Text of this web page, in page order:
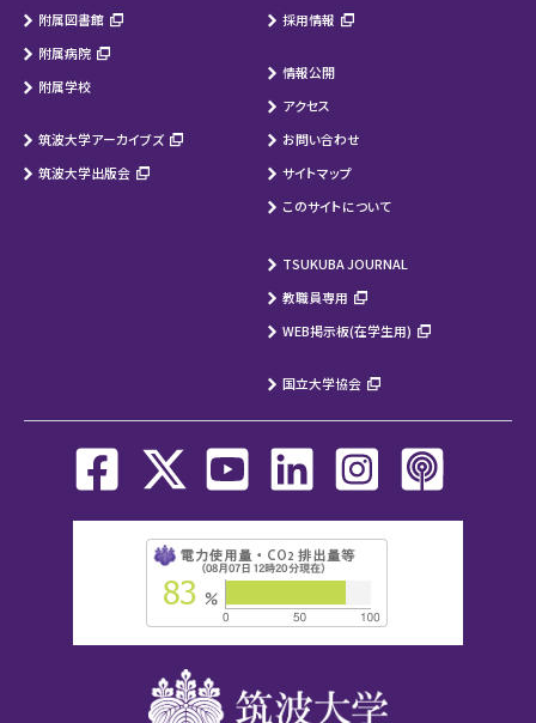
附属図書館
附属病院
附属学校
筑波大学アーカイブズ
筑波大学出版会
採用情報
情報公開
アクセス
お問い合わせ
サイトマップ
このサイトについて
TSUKUBA JOURNAL
教職員専用
WEB掲示板(在学生用)
国立大学協会